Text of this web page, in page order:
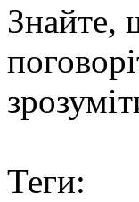
Знайте,
Теги: